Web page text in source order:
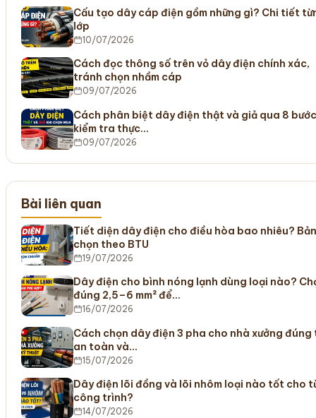
Cấu tạo dây cáp điện gồm những gì? Chi tiết
lớp
10/07/2026
Cách đọc thông số trên vỏ dây điện chính xác,
tránh chọn nhầm cáp
09/07/2026
Cách phân biệt dây điện thật và giả qua 8 bước
kiểm tra thực…
09/07/2026
Bài liên quan
Tiết diện dây điện cho điều hòa bao nhiêu?
chọn theo BTU
19/07/2026
Dây điện cho bình nóng lạnh dùng loại nào?
đúng 2,5–6 mm² để…
16/07/2026
Cách chọn dây điện 3 pha cho nhà xưởng đúng
an toàn và…
15/07/2026
Dây điện lõi đồng và lõi nhôm loại nào tốt cho
công trình?
14/07/2026